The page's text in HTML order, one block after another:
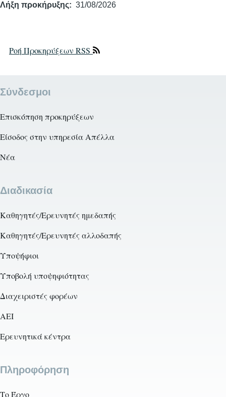
Λήξη προκήρυξης 31/08/2026
Ροή Προκηρύξεων RSS
Σύνδεσμοι
Επισκόπηση προκηρύξεων
Είσοδος στην υπηρεσία Απέλλα
Νέα
Διαδικασία
Καθηγητές/Ερευνητές ημεδαπής
Καθηγητές/Ερευνητές αλλοδαπής
Υποψήφιοι
Υποβολή υποψηφιότητας
Διαχειριστές φορέων
AEI
Ερευνητικά κέντρα
Πληροφόρηση
Το Έργο